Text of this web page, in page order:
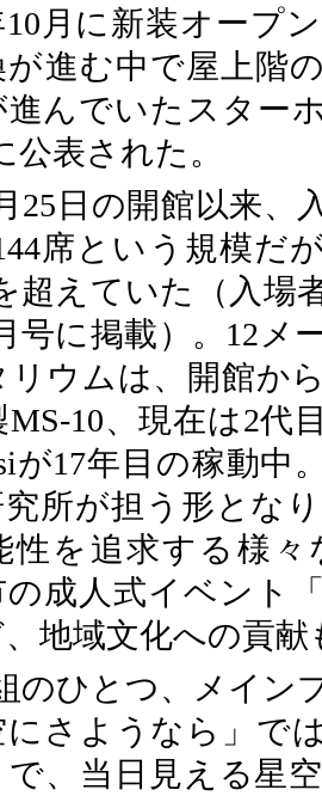
10月に新装オープ
進む中で屋上階
んでいたスター
公表された。
25日の開館以来、
席という規模だ
超えていた（入場
号に掲載）。12メ
ウムは、開館か
10、現在は2代
が17年目の稼動中
所が担う形とな
性を追求する様
成人式イベント
地域文化への貢
のひとつ、メイン
にさようなら」で
、当日見える星